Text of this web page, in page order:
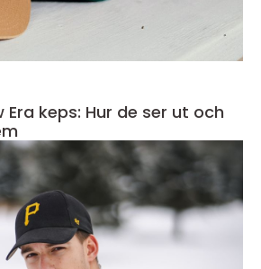
Era keps: Hur de ser ut och